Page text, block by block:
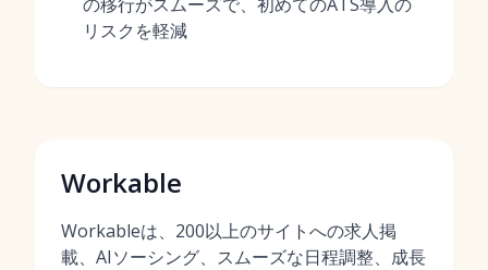
リスクを軽減
Workable
Workableは、200以上のサイトへの求人掲
載、AIソーシング、スムーズな日程調整、成長